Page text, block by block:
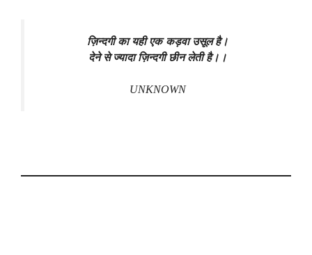
ज़िन्दगी का यही एक कड़वा उसूल है।
देने से ज्यादा ज़िन्दगी छीन लेती है।।
UNKNOWN